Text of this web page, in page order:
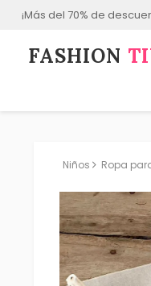
¡Más del 70% de
FASHION⁠
Niños Ropa